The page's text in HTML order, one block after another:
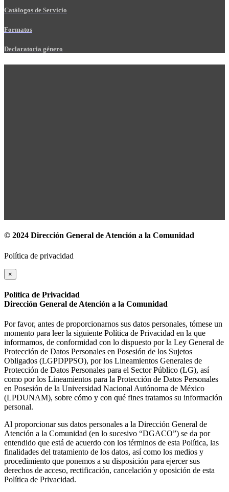
Catálogos de Servicio
Formatos
Declaratoria género
© 2024 Dirección General de Atención a la Comunidad
Política de privacidad
×
Política de Privacidad
Dirección General de Atención a la Comunidad
Por favor, antes de proporcionarnos sus datos personales, tómese un
momento para leer la siguiente Política de Privacidad en la que
informamos, de conformidad con lo dispuesto por la Ley General de
Protección de Datos Personales en Posesión de los Sujetos
Obligados (LGPDPPSO), por los Lineamientos Generales de
Protección de Datos Personales para el Sector Público (LG), así
como por los Lineamientos para la Protección de Datos Personales
en Posesión de la Universidad Nacional Autónoma de México
(LPDUNAM), sobre cómo y con qué fines tratamos su información
personal.
Al proporcionar sus datos personales a la Dirección General de
Atención a la Comunidad (en lo sucesivo “DGACO”) se da por
entendido que está de acuerdo con los términos de esta Política, las
finalidades del tratamiento de los datos, así como los medios y
procedimiento que ponemos a su disposición para ejercer sus
derechos de acceso, rectificación, cancelación y oposición de esta
Política de Privacidad.